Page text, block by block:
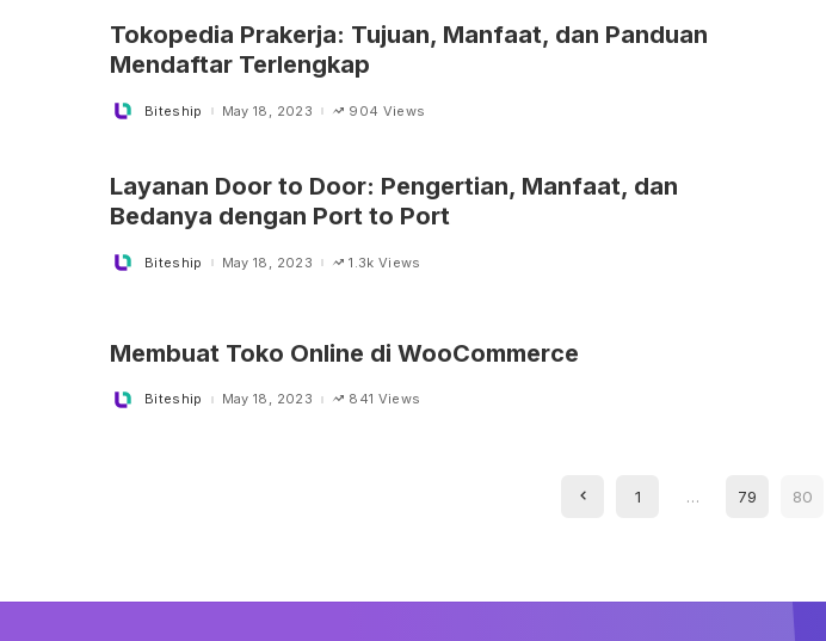
Tokopedia Prakerja: Tujuan, Manfaat, dan Panduan
Mendaftar Terlengkap
PostedBiteship May 18, 2023 904 Views
Layanan Door to Door: Pengertian, Manfaat, dan
Bedanya dengan Port to Port
PostedBiteship May 18, 2023 1.3k Views
Membuat Toko Online di WooCommerce
PostedBiteship May 18, 2023 841 Views
1 … 79 80